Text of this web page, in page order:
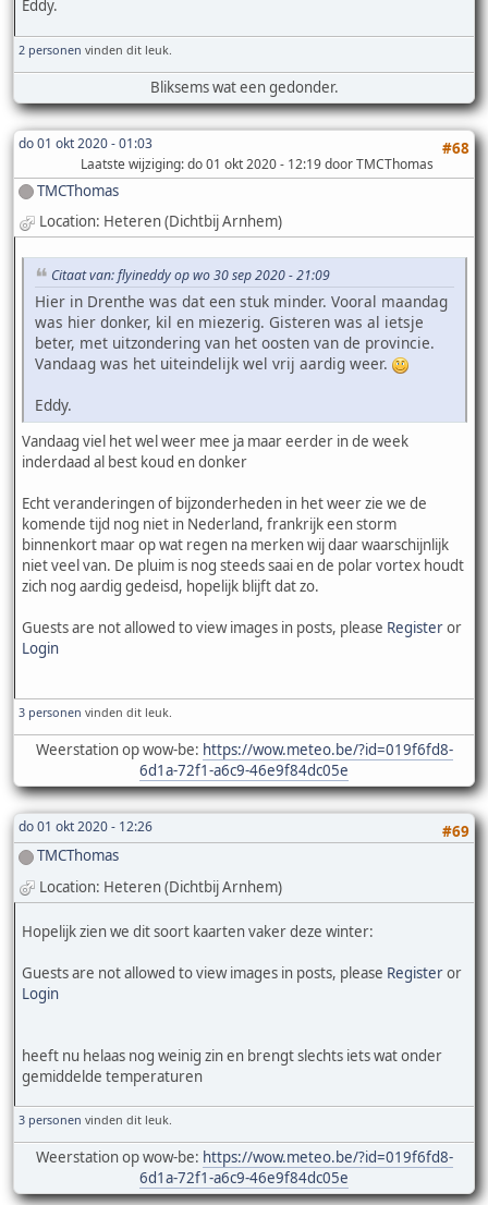
Eddy.
2 personen vinden dit leuk.
Bliksems wat een gedonder.
do 01 okt 2020 - 01:03 #68
Laatste wijziging: do 01 okt 2020 - 12:19 door TMCThomas
TMCThomas
Location: Heteren (Dichtbij Arnhem)
Citaat van: flyineddy op wo 30 sep 2020 - 21:09
Hier in Drenthe was dat een stuk minder. Vooral maandag
was hier donker, kil en miezerig. Gisteren was al ietsje
beter, met uitzondering van het oosten van de provincie.
Vandaag was het uiteindelijk wel vrij aardig weer.
Eddy.
Vandaag viel het wel weer mee ja maar eerder in de week
inderdaad al best koud en donker
Echt veranderingen of bijzonderheden in het weer zie we de
komende tijd nog niet in Nederland, frankrijk een storm
binnenkort maar op wat regen na merken wij daar waarschijnlijk
niet veel van. De pluim is nog steeds saai en de polar vortex houdt
zich nog aardig gedeisd, hopelijk blijft dat zo.
Guests are not allowed to view images in posts, please Registeror
Login
3 personen vinden dit leuk.
Weerstation op wow-be: https://wow.meteo.be/?id=019f6fd8-
6d1a-72f1-a6c9-46e9f84dc05e
do 01 okt 2020 - 12:26
#69
TMCThomas
Location: Heteren (Dichtbij Arnhem)
Hopelijk zien we dit soort kaarten vaker deze winter:
Guests are not allowed to view images in posts, please Registeror
Login
heeft nu helaas nog weinig zin en brengt slechts iets wat onder
gemiddelde temperaturen
3 personen vinden dit leuk.
Weerstation op wow-be: https://wow.meteo.be/?id=019f6fd8-
6d1a-72f1-a6c9-46e9f84dc05e